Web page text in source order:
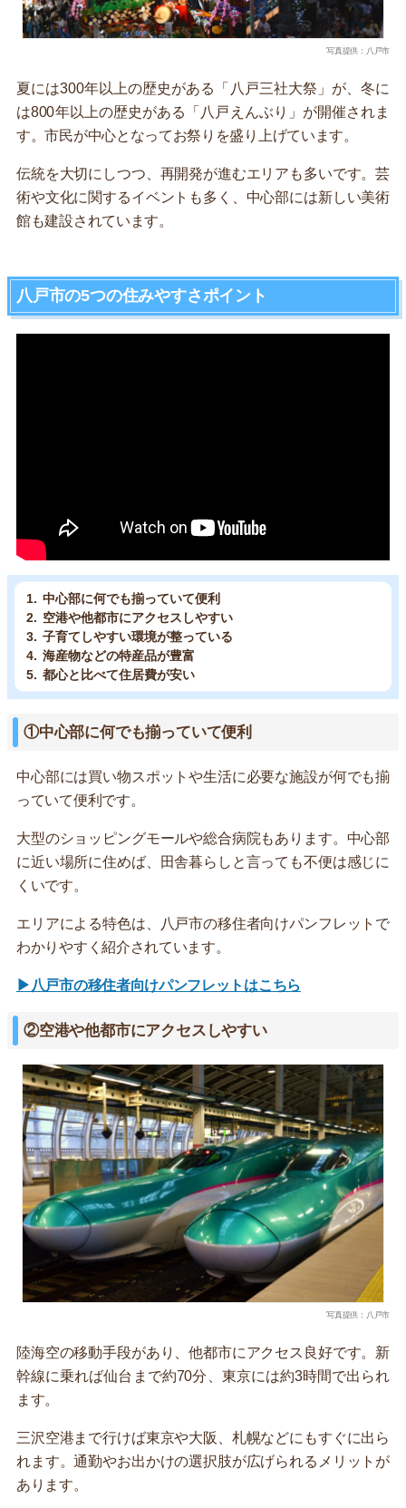
写真提供：八戸市
夏には300年以上の歴史がある「八戸三社大祭」が、冬に
は800年以上の歴史がある「八戸えんぶり」が開催されま
す。市民が中心となってお祭りを盛り上げています。
伝統を大切にしつつ、再開発が進むエリアも多いです。芸
術や文化に関するイベントも多く、中心部には新しい美術
館も建設されています。
八戸市の5つの住みやすさポイント
中心部に何でも揃っていて便利
空港や他都市にアクセスしやすい
子育てしやすい環境が整っている
海産物などの特産品が豊富
都心と比べて住居費が安い
①中心部に何でも揃っていて便利
中心部には買い物スポットや生活に必要な施設が何でも揃
っていて便利です。
大型のショッピングモールや総合病院もあります。中心部
に近い場所に住めば、田舎暮らしと言っても不便は感じに
くいです。
エリアによる特色は、八戸市の移住者向けパンフレットで
わかりやすく紹介されています。
▶八戸市の移住者向けパンフレットはこちら
②空港や他都市にアクセスしやすい
写真提供：八戸市
陸海空の移動手段があり、他都市にアクセス良好です。新
幹線に乗れば仙台まで約70分、東京には約3時間で出られ
ます。
三沢空港まで行けば東京や大阪、札幌などにもすぐに出ら
れます。通勤やお出かけの選択肢が広げられるメリットが
あります。